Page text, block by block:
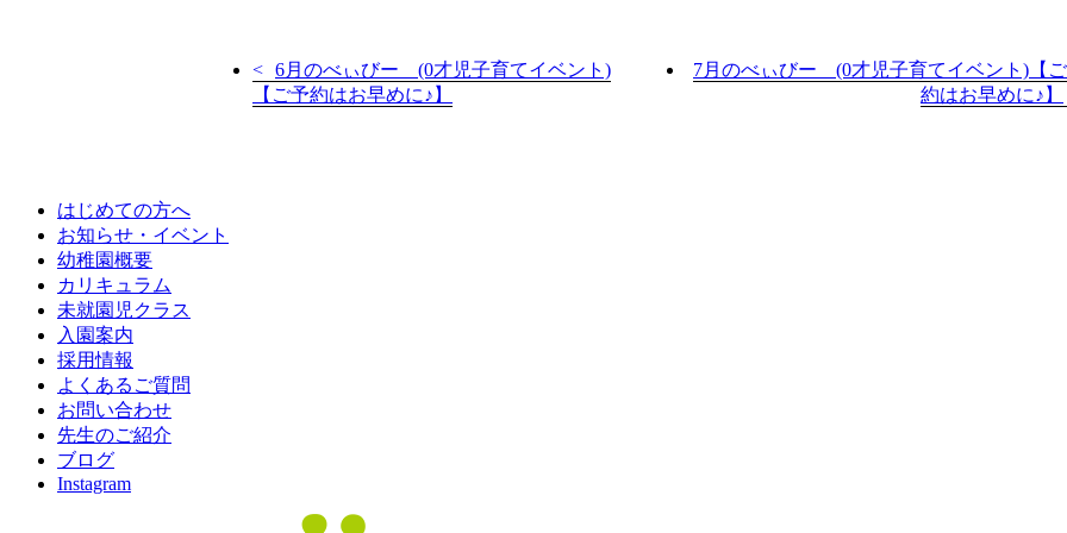
6月のべぃびー (0才児子育てイベント)
【ご予約はお早めに♪】
7月のべぃびー (0才児子育てイベント)【
約はお早めに♪】
はじめての方へ
お知らせ・イベント
幼稚園概要
カリキュラム
未就園児クラス
入園案内
採用情報
よくあるご質問
お問い合わせ
先生のご紹介
ブログ
Instagram